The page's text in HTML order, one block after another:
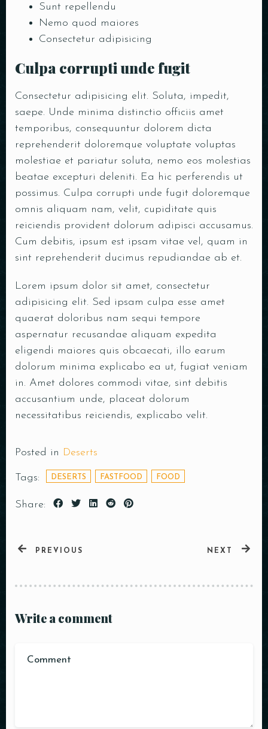
Sunt repellendu
Nemo quod maiores
Consectetur adipisicing
Culpa corrupti unde fugit
Consectetur adipisicing elit. Soluta, impedit,
saepe. Unde minima distinctio officiis amet
temporibus, consequuntur dolorem dicta
reprehenderit doloremque voluptate voluptas
molestiae et pariatur soluta, nemo eos molestias
beatae excepturi deleniti. Ea hic perferendis ut
possimus. Culpa corrupti unde fugit doloremque
omnis aliquam nam, velit, cupiditate quis
reiciendis provident dolorum adipisci accusamus.
Cum debitis, ipsum est ipsam vitae vel, quam in
sint reprehenderit ducimus repudiandae ab et.
Lorem ipsum dolor sit amet, consectetur
adipisicing elit. Sed ipsam culpa esse amet
quaerat doloribus nam sequi tempore
aspernatur recusandae aliquam expedita
eligendi maiores quis obcaecati, illo earum
dolorum minima explicabo ea ut, fugiat veniam
in. Amet dolores commodi vitae, sint debitis
accusantium unde, placeat dolorum
necessitatibus reiciendis, explicabo velit.
Posted in Deserts
Tags: DESERTS FASTFOOD FOOD
Share:
PREVIOUS NEXT
Write a comment
Réservez votre table